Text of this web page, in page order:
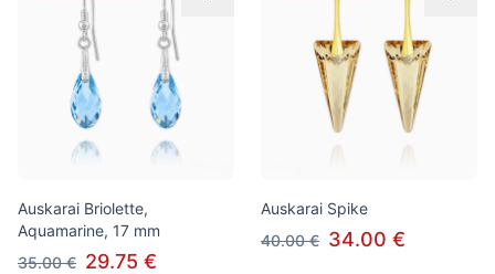
Auskarai Briolette,
Aquamarine, 17 mm
35.00 € 29.75 €
Auskarai Spike
40.00 € 34.00 €